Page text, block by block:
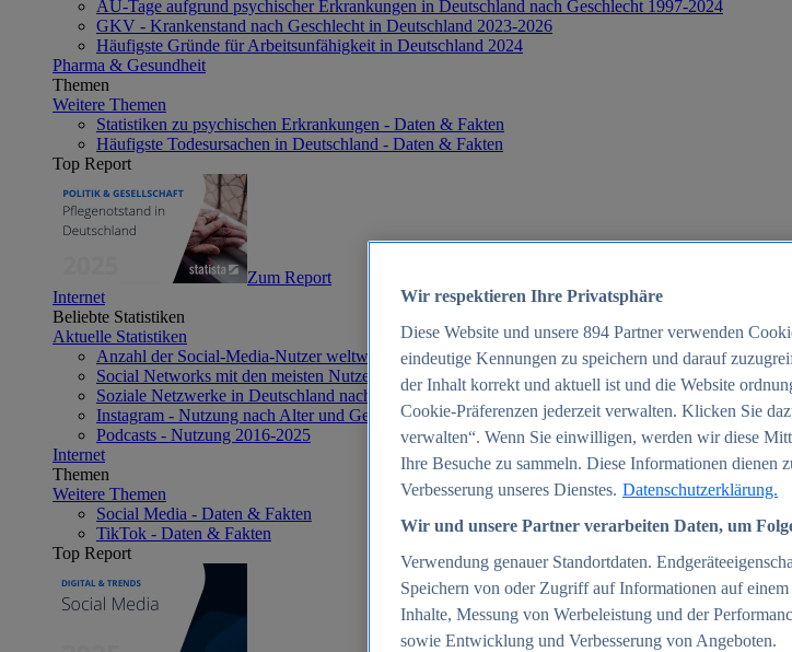
AU-Tage aufgrund psychischer Erkrankungen in Deutschland nach Geschlecht 1997-2024
GKV - Krankenstand nach Geschlecht in Deutschland 2023-2026
Häufigste Gründe für Arbeitsunfähigkeit in Deutschland 2024
Pharma & Gesundheit
Themen
Weitere Themen
Statistiken zu psychischen Erkrankungen - Daten & Fakten
Häufigste Todesursachen in Deutschland - Daten & Fakten
Top Report
Zum Report
Internet
Beliebte Statistiken
Aktuelle Statistiken
Anzahl der Social-Media-Nutzer weltweit 2012-2025
Social Networks mit den meisten Nutzern weltweit 2025
Soziale Netzwerke in Deutschland nach Generationen 2025
Instagram - Nutzung nach Alter und Geschlecht in Deutschland 2025
Podcasts - Nutzung 2016-2025
Internet
Themen
Weitere Themen
Social Media - Daten & Fakten
TikTok - Daten & Fakten
Top Report
Wir respektieren Ihre Privatsphäre
Diese Website und unsere 894 Partner verwenden
eindeutige Kennungen zu speichern und darauf
der Inhalt korrekt und aktuell ist und die Website
Cookie-Präferenzen jederzeit verwalten. Klicken Sie
verwalten“. Wenn Sie einwilligen, werden wir diese
Ihre Besuche zu sammeln. Diese Informationen dienen
Verbesserung unseres Dienstes. Datenschutzerklärung.
Wir und unsere Partner verarbeiten Daten, um
Verwendung genauer Standortdaten.
Speichern von oder Zugriff auf Informationen auf
Inhalte, Messung von Werbeleistung und der
sowie Entwicklung und Verbesserung von Angeboten.